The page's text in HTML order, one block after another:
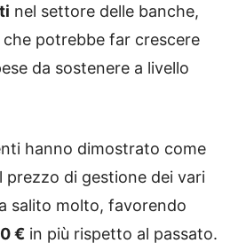
nel settore delle banche,
potrebbe far crescere
da sostenere a livello
hanno dimostrato come
prezzo di gestione dei vari
salito molto, favorendo
€ in più rispetto al passato.